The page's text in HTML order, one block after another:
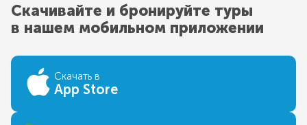
Скачивайте и бронируйте туры
в нашем мобильном приложении
Скачать в
App Store